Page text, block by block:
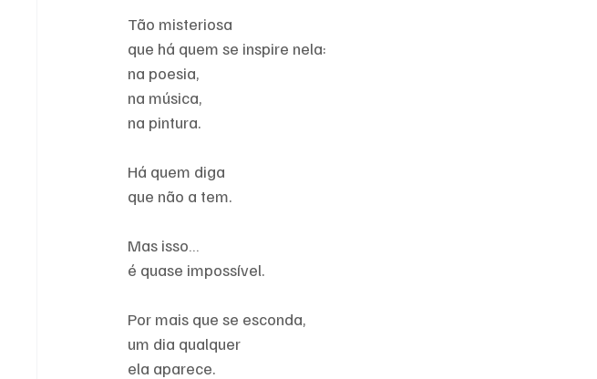
Tão misteriosa
que há quem se inspire nela:
na poesia,
na música,
na pintura.
Há quem diga
que não a tem.
Mas isso…
é quase impossível.
Por mais que se esconda,
um dia qualquer
ela aparece.